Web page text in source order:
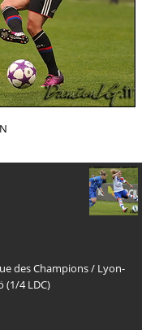
des Champions/ Lyon-
(1/4 LDC)